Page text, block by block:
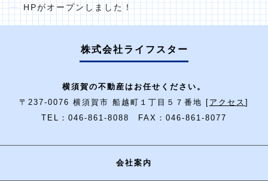
HPがオープンしました！
株式会社ライフスター
横須賀の不動産はお任せください。
〒237-0076 横須賀市 船越町１丁目５７番地 [ アクセス ]
TEL：046-861-8088 FAX：046-861-8077
会社案内